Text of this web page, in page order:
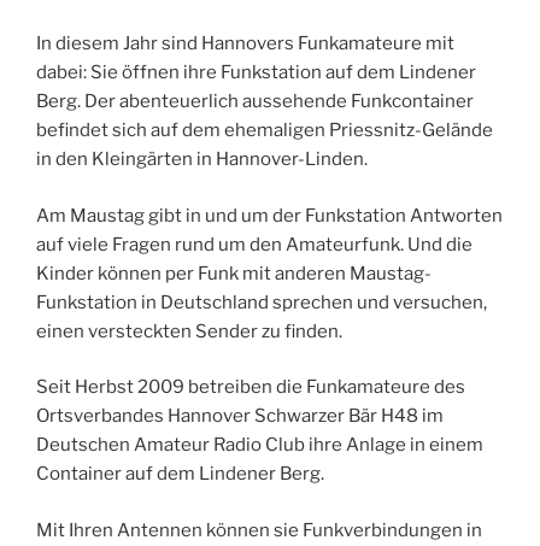
In diesem Jahr sind Hannovers Funkamateure mit
dabei: Sie öffnen ihre Funkstation auf dem Lindener
Berg. Der abenteuerlich aussehende Funkcontainer
befindet sich auf dem ehemaligen Priessnitz-Gelände
in den Kleingärten in Hannover-Linden.
Am Maustag gibt in und um der Funkstation Antworten
auf viele Fragen rund um den Amateurfunk. Und die
Kinder können per Funk mit anderen Maustag-
Funkstation in Deutschland sprechen und versuchen,
einen versteckten Sender zu finden.
Seit Herbst 2009 betreiben die Funkamateure des
Ortsverbandes Hannover Schwarzer Bär H48 im
Deutschen Amateur Radio Club ihre Anlage in einem
Container auf dem Lindener Berg.
Mit Ihren Antennen können sie Funkverbindungen in